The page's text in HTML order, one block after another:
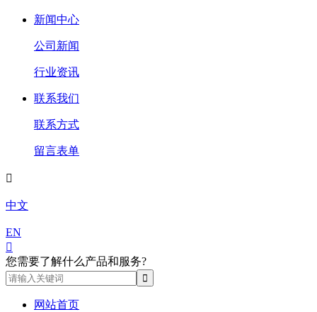
新闻中心
公司新闻
行业资讯
联系我们
联系方式
留言表单

中文
EN

您需要了解什么产品和服务?
网站首页